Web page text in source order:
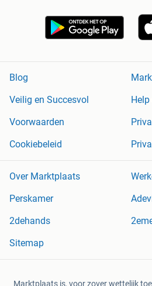
Blog
Veilig en Succesvol
Voorwaarden
Cookiebeleid
Over Marktplaats
Perskamer
2dehands
Sitemap
Marktplaats is, voor zover wettelijk